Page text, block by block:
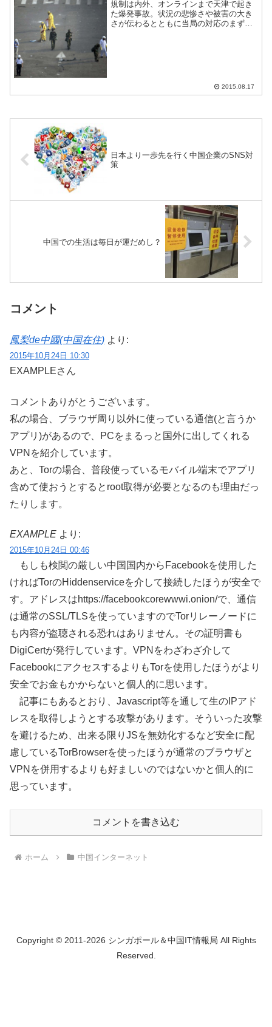
規制は内外、オンラインまで天津で起き
た爆発事故。状況の悲惨さや被害の大き
さが伝わるとともに当局の対応のまずさ
2015.08.17
日本より一歩先を行く中国企業のSNS対
策
中国での生活は毎日が運だめし？
コメント
鳳梨de中國(中国在住) より:
2015年10月24日 10:30
EXAMPLEさん
コメントありがとうございます。
私の場合、ブラウザ周り以外に使っている通信(と言うか
アプリ)があるので、PCをまるっと国外に出してくれる
VPNを紹介しています。
あと、Torの場合、普段使っているモバイル端末でアプリ
含めて使おうとするとroot取得が必要となるのも理由だっ
たりします。
EXAMPLE より:
2015年10月24日 00:46
もしも検閲の厳しい中国国内からFacebookを使用した
ければTorのHiddenserviceを介して接続したほうが安全で
す。アドレスはhttps://facebookcorewwwi.onion/で、通信
は通常のSSL/TLSを使っていますのでTorリレーノードに
も内容が盗聴される恐れはありません。その証明書も
DigiCertが発行しています。VPNをわざわざ介して
FacebookにアクセスするよりもTorを使用したほうがより
安全でお金もかからないと個人的に思います。
記事にもあるとおり、Javascript等を通して生のIPアド
レスを取得しようとする攻撃があります。そういった攻撃
を避けるため、出来る限りJSを無効化するなど安全に配
慮しているTorBrowserを使ったほうが通常のブラウザと
VPNを併用するよりも好ましいのではないかと個人的に
思っています。
コメントを書き込む
ホーム 中国インターネット
Copyright © 2011-2026 シンガポール＆中国IT情報局 All Rights
Reserved.